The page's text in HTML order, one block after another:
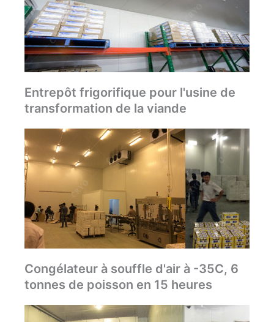
Entrepôt frigorifique pour l'usine de
transformation de la viande
Congélateur à souffle d'air à -35C, 6
tonnes de poisson en 15 heures